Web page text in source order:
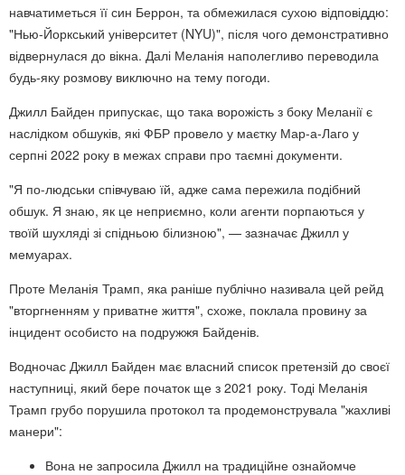
навчатиметься її син Беррон, та обмежилася сухою відповіддю:
"Нью-Йоркський університет (NYU)", після чого демонстративно
відвернулася до вікна. Далі Меланія наполегливо переводила
будь-яку розмову виключно на тему погоди.
Джилл Байден припускає, що така ворожість з боку Меланії є
наслідком обшуків, які ФБР провело у маєтку Мар-а-Лаго у
серпні 2022 року в межах справи про таємні документи.
"Я по-людськи співчуваю їй, адже сама пережила подібний
обшук. Я знаю, як це неприємно, коли агенти порпаються у
твоїй шухляді зі спідньою білизною", — зазначає Джилл у
мемуарах.
Проте Меланія Трамп, яка раніше публічно називала цей рейд
"вторгненням у приватне життя", схоже, поклала провину за
інцидент особисто на подружжя Байденів.
Водночас Джилл Байден має власний список претензій до своєї
наступниці, який бере початок ще з 2021 року. Тоді Меланія
Трамп грубо порушила протокол та продемонструвала "жахливі
манери":
Вона не запросила Джилл на традиційне ознайомче